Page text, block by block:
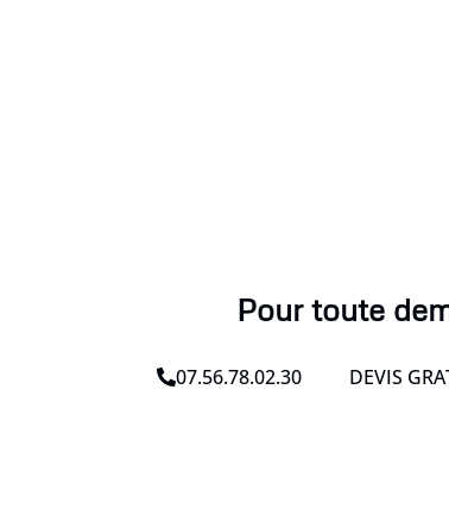
Pour toute
07.56.78.02.30 DEVIS